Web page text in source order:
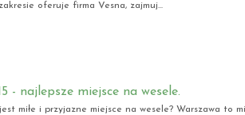
oferuje firma Vesna, zajmuj...
- najlepsze miejsce na wesele.
miłe i przyjazne miejsce na wesele? Warszawa to